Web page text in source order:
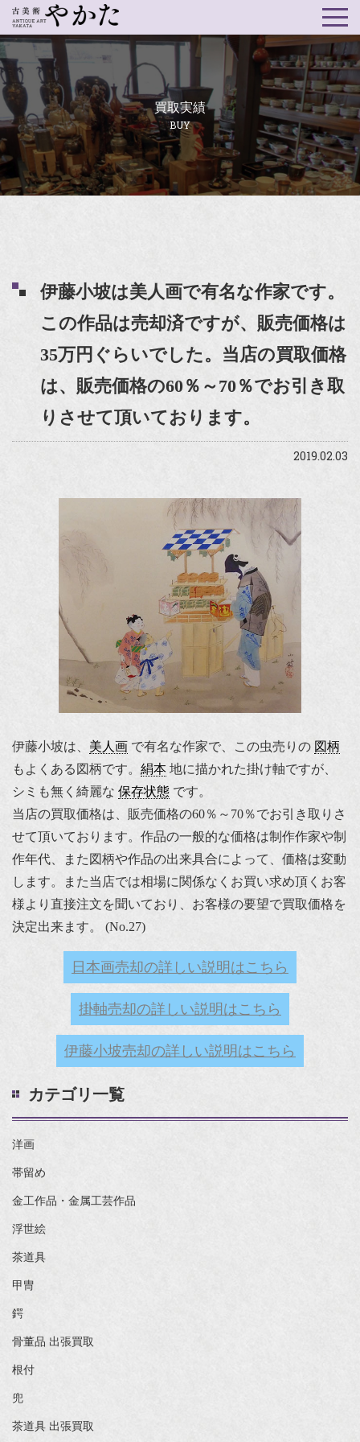
買取実績
BUY
伊藤小坡は美人画で有名な作家です。
この作品は売却済ですが、販売価格は
35万円ぐらいでした。当店の買取価格
は、販売価格の60％～70％でお引き取
りさせて頂いております。
2019.02.03
伊藤小坡は、 美人画 で有名な作家で、この虫売りの 図柄
もよくある図柄です。 絹本 地に描かれた掛け軸ですが、
シミも無く綺麗な 保存状態 です。
当店の買取価格は、販売価格の60％～70％でお引き取りさ
せて頂いております。作品の一般的な価格は制作作家や制
作年代、また図柄や作品の出来具合によって、価格は変動
します。また当店では相場に関係なくお買い求め頂くお客
様より直接注文を聞いており、お客様の要望で買取価格を
決定出来ます。 (No.27)
日本画売却の詳しい説明はこちら
掛軸売却の詳しい説明はこちら
伊藤小坡売却の詳しい説明はこちら
カテゴリ一覧
洋画
帯留め
金工作品・金属工芸作品
浮世絵
茶道具
甲冑
鍔
骨董品 出張買取
根付
兜
茶道具 出張買取